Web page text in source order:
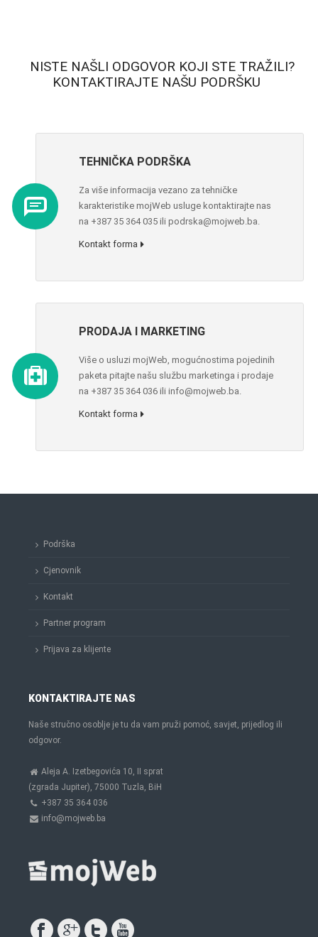
NISTE NAŠLI ODGOVOR KOJI STE TRAŽILI?
KONTAKTIRAJTE NAŠU PODRŠKU
TEHNIČKA PODRŠKA
Za više informacija vezano za tehničke
karakteristike mojWeb usluge kontaktirajte nas
na +387 35 364 035 ili podrska@mojweb.ba.
Kontakt forma
PRODAJA I MARKETING
Više o usluzi mojWeb, mogućnostima pojedinih
paketa pitajte našu službu marketinga i prodaje
na +387 35 364 036 ili info@mojweb.ba.
Kontakt forma
Podrška
Cjenovnik
Kontakt
Partner program
Prijava za klijente
KONTAKTIRAJTE NAS
Naše stručno osoblje je tu da vam pruži pomoć, savjet, prijedlog ili
odgovor.
Aleja A. Izetbegovića 10, II sprat
(zgrada Jupiter), 75000 Tuzla, BiH
+387 35 364 036
info@mojweb.ba